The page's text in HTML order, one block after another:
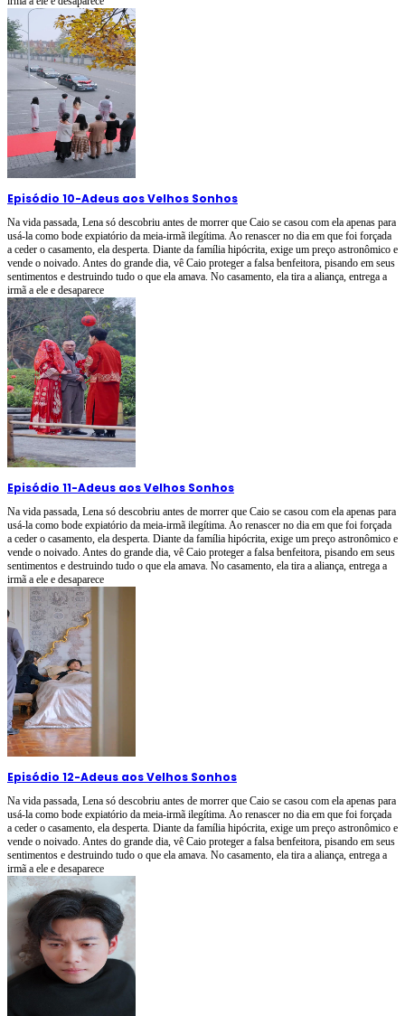
Episódio 10-Adeus aos Velhos Sonhos
Na vida passada, Lena só descobriu antes de morrer que Caio se casou com ela apenas para
usá-la como bode expiatório da meia-irmã ilegítima. Ao renascer no dia em que foi forçada
a ceder o casamento, ela desperta. Diante da família hipócrita, exige um preço astronômico e
vende o noivado. Antes do grande dia, vê Caio proteger a falsa benfeitora, pisando em seus
sentimentos e destruindo tudo o que ela amava. No casamento, ela tira a aliança, entrega a
irmã a ele e desaparece
Episódio 11-Adeus aos Velhos Sonhos
Na vida passada, Lena só descobriu antes de morrer que Caio se casou com ela apenas para
usá-la como bode expiatório da meia-irmã ilegítima. Ao renascer no dia em que foi forçada
a ceder o casamento, ela desperta. Diante da família hipócrita, exige um preço astronômico e
vende o noivado. Antes do grande dia, vê Caio proteger a falsa benfeitora, pisando em seus
sentimentos e destruindo tudo o que ela amava. No casamento, ela tira a aliança, entrega a
irmã a ele e desaparece
Episódio 12-Adeus aos Velhos Sonhos
Na vida passada, Lena só descobriu antes de morrer que Caio se casou com ela apenas para
usá-la como bode expiatório da meia-irmã ilegítima. Ao renascer no dia em que foi forçada
a ceder o casamento, ela desperta. Diante da família hipócrita, exige um preço astronômico e
vende o noivado. Antes do grande dia, vê Caio proteger a falsa benfeitora, pisando em seus
sentimentos e destruindo tudo o que ela amava. No casamento, ela tira a aliança, entrega a
irmã a ele e desaparece